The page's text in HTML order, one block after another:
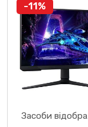
-11%
Засоби